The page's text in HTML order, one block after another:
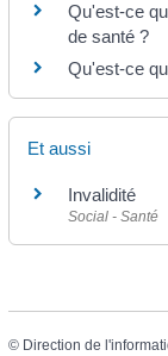
Qu'est-ce
de santé ?
Qu'est-ce
Et aussi
Invalidité
Social - Santé
© Direction de